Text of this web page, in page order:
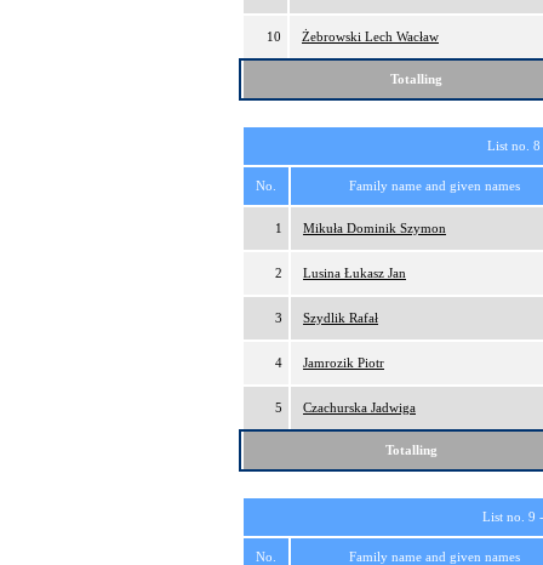
10 Żebrowski Lech Wacław
Totalling
List no.
No. Family name and given names
1 Mikuła Dominik Szymon
2 Lusina Łukasz Jan
3 Szydlik Rafał
4 Jamrozik Piotr
5 Czachurska Jadwiga
Totalling
List no. 9
No. Family name and given names